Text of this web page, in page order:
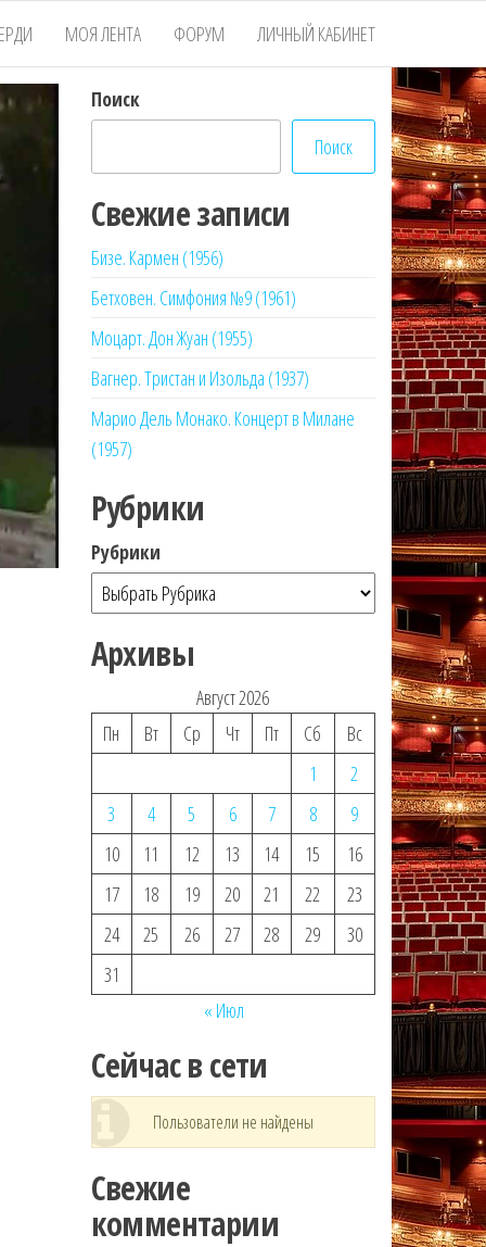
МОЯ ЛЕНТА ФОРУМ ЛИЧНЫЙ КАБИНЕТ
Поиск
Поиск
Свежие записи
Бизе. Кармен (1956)
Бетховен. Симфония №9 (1961)
Моцарт. Дон Жуан (1955)
Вагнер. Тристан и Изольда (1937)
Марио Дель Монако. Концерт в Милане
(1957)
Рубрики
Рубрики
Архивы
Август 2026
Пн
Вт Ср Чт Пт Сб
Вс
1
2
3
4 5 6 7 8
9
10
11 12 13 14 15
16
17
18 19 20 21 22
23
24
25 26 27 28 29
30
31
« Июл
Сейчас в сети
Пользователи не найдены
Свежие
комментарии